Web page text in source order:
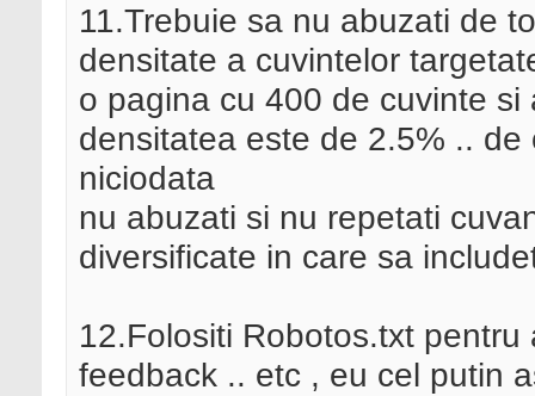
11.Trebuie sa nu abuzati de
densitate a cuvintelor
o pagina cu 400 de cuvinte
densitatea este de 2.5% ..
niciodata
nu abuzati si nu repetati
diversificate in care sa
12.Folositi Robotos.txt
feedback .. etc , eu cel putin